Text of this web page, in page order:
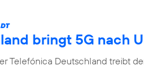
bringt 5G nach
Telefónica Deutschland treibt